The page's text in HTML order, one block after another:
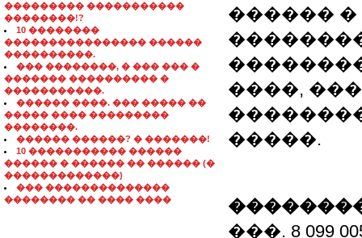
��������� �����������
��������!?
10 ��������
���������������� ������
����������.
��� ��������, � ��� ��� �
������� ���������� �
�����������.
������ ����. ��� ����� ��
����� ���� ���������
��������.
������ ������? � �������!
10 ����������� ������
������ � ������ �� ������ (�
�������������)
��� ��������������
�������� �� ���� ����
������
����,
�����.
���. 8 099